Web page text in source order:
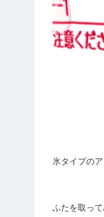
氷タイプの
ふたを取っ